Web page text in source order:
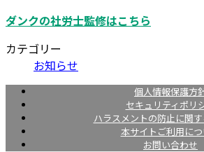
ダンクの社労士監修はこちら
カテゴリー
お知らせ
個人情報保護方
セキュリティポリ
ハラスメントの防止に関
本サイトご利用に
お問い合わせ